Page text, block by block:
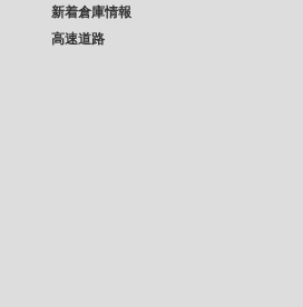
新着倉庫情報
高速道路